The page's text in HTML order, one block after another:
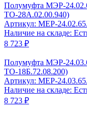
Полумуфта МЭР-
ТО-28А.02.00.940)
Артикул: MEP-
Наличие на складе:
8 723 ₽
Полумуфта МЭР-
ТО-18Б.72.08.200)
Артикул: MEP-
Наличие на складе:
8 723 ₽